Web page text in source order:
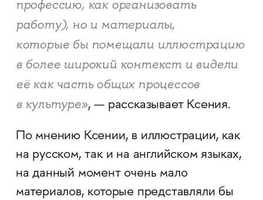
профессию, как организовать
работу), но и материалы,
которые бы помещали иллюстрацию
в более широкий контекст и видели
её как часть общих процессов
в культуре», — рассказывает Ксения.
По мнению Ксении, в иллюстрации, как
на русском, так и на английском языках,
на данный момент очень мало
материалов, которые представляли бы